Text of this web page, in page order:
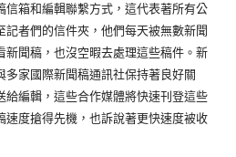
信箱和編輯聯繫方式，這代表著所有公
記者們的信件夾，他們每天被無數新聞
新聞稿，也沒空暇去處理這些稿件。新
多家國際新聞稿通訊社保持著良好關
給編輯，這些合作媒體將快速刊登這些
速度搶得先機，也訴說著更快速度被收